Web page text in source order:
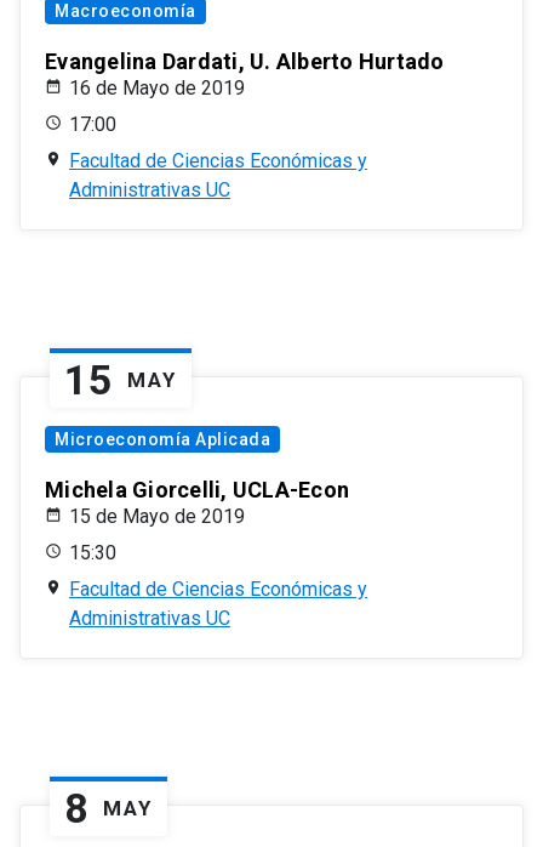
Macroeconomía
Evangelina Dardati, U. Alberto Hurtado
16 de Mayo de 2019
17:00
Facultad de Ciencias Económicas y
Administrativas UC
15 MAY
Microeconomía Aplicada
Michela Giorcelli, UCLA-Econ
15 de Mayo de 2019
15:30
Facultad de Ciencias Económicas y
Administrativas UC
8 MAY